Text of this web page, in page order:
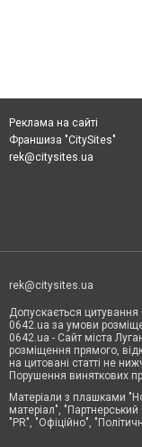
Реклама на сайті
Франшиза "CitySites"
rek@citysites.ua
rek@citysites.ua
Допускається цитування
0642.ua за умови
0642.ua - Сайт міста
розміщення прямого,
на цитовані статті не
Порушення виняткових
Матеріали з плашками
матеріал", "Партнерський
"PR", "Офіційно",